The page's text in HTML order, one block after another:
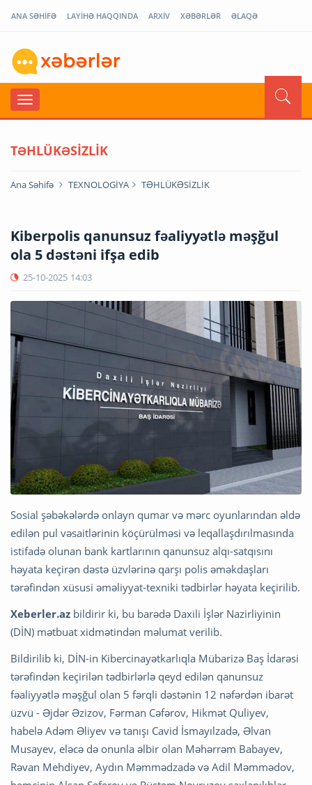
ANA SƏHİFƏ LAYİHƏ HAQQINDA ARXİV XƏBƏRLƏR ƏLAQƏ
TƏHLÜKƏSİZLİK
Ana Səhifə TEXNOLOGİYA TƏHLÜKƏSİZLİK
Kiberpolis qanunsuz fəaliyyətlə məşğul
ola 5 dəstəni ifşa edib
25-10-2025 14:03
Sosial şəbəkələrdə onlayn qumar və mərc oyunlarından əldə
edilən pul vəsaitlərinin köçürülməsi və leqallaşdırılmasında
istifadə olunan bank kartlarının qanunsuz alqı-satqısını
həyata keçirən dəstə üzvlərinə qarşı polis əməkdaşları
tərəfindən xüsusi əməliyyat-texniki tədbirlər həyata keçirilib.
Xeberler.az bildirir ki, bu barədə Daxili İşlər Nazirliyinin
(DİN) mətbuat xidmətindən məlumat verilib.
Bildirilib ki, DİN-in Kibercinayətkarlıqla Mübarizə Baş İdarəsi
tərəfindən keçirilən tədbirlərlə qeyd edilən qanunsuz
fəaliyyətlə məşğul olan 5 fərqli dəstənin 12 nəfərdən ibarət
üzvü - Əjdər Əzizov, Fərman Cəfərov, Hikmət Quliyev,
habelə Adəm Əliyev və tanışı Cavid İsmayılzadə, Əlvan
Musayev, eləcə də onunla əlbir olan Məhərrəm Babayev,
Rəvan Mehdiyev, Aydın Məmmədzadə və Adil Məmmədov,